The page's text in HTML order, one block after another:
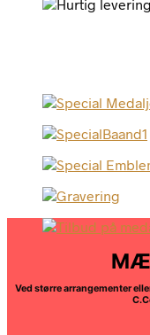
Ved større arrangementer